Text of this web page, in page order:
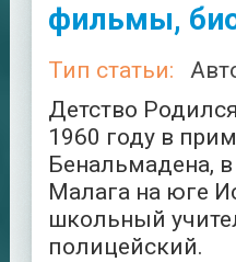
фильмы,
Тип статьи:
Детство
1960 году в
Бенальмадена,
Малага на юге
школьный
полицейский.